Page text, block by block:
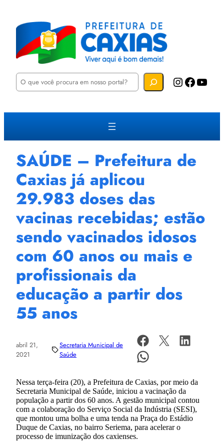
P
u
a
Instagram Facebook YouTube
SAÚDE – Prefeitura de
Caxias já aplicou
29.983 doses das
vacinas recebidas; estão
sendo vacinados idosos
com 60 anos ou mais e
profissionais da
educação a partir dos
55 anos
abril 21,
2021
Secretaria Municipal de
Saúde
Nessa terça-feira (20), a Prefeitura de Caxias, por meio da
Secretaria Municipal de Saúde, iniciou a vacinação da
população a partir dos 60 anos. A gestão municipal contou
com a colaboração do Serviço Social da Indústria (SESI),
que montou uma bolha e uma tenda na Praça do Estádio
Duque de Caxias, no bairro Seriema, para acelerar o
processo de imunização dos caxienses.